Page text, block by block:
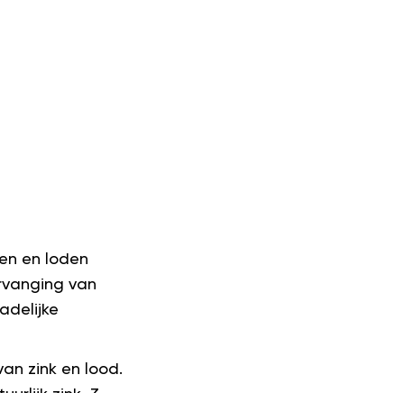
en loden
van
zink en lood.